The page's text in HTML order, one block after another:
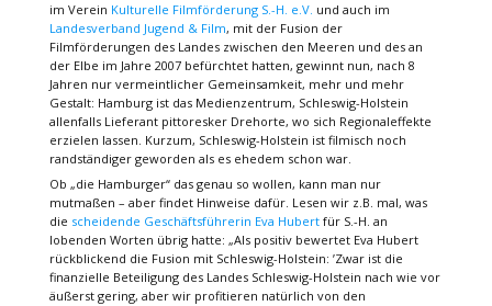
im Verein Kulturelle Filmförderung S.-H. e.V. und auch im
Landesverband Jugend & Film, mit der Fusion der
Filmförderungen des Landes zwischen den Meeren und des an
der Elbe im Jahre 2007 befürchtet hatten, gewinnt nun, nach 8
Jahren nur vermeintlicher Gemeinsamkeit, mehr und mehr
Gestalt: Hamburg ist das Medienzentrum, Schleswig-Holstein
allenfalls Lieferant pittoresker Drehorte, wo sich Regionaleffekte
erzielen lassen. Kurzum, Schleswig-Holstein ist filmisch noch
randständiger geworden als es ehedem schon war.
Ob „die Hamburger“ das genau so wollen, kann man nur
mutmaßen – aber findet Hinweise dafür. Lesen wir z.B. mal, was
die scheidende Geschäftsführerin Eva Hubertfür S.-H. an
lobenden Worten übrig hatte: „Als positiv bewertet Eva Hubert
rückblickend die Fusion mit Schleswig-Holstein: ’Zwar ist die
finanzielle Beteiligung des Landes Schleswig-Holstein nach wie vor
äußerst gering, aber wir profitieren natürlich von den